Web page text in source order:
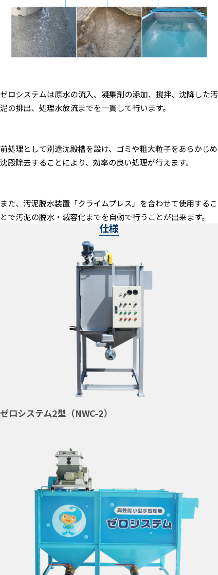
ゼロシステムは原水の流入、凝集剤の添加、撹拌、沈降した汚
泥の排出、処理水放流までを一貫して行います。
前処理として別途沈殿槽を設け、ゴミや粗大粒子をあらかじめ
沈殿除去することにより、効率の良い処理が行えます。
また、汚泥脱水装置「クライムプレス」を合わせて使用するこ
とで汚泥の脱水・減容化までを自動で行うことが出来ます。
仕様
ゼロシステム2型（NWC-2）